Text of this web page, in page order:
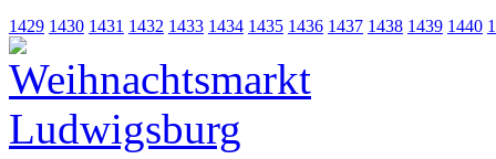
1429 1430 1431 1432 1433 1434 1435 1436 1437 1438 1439 1440